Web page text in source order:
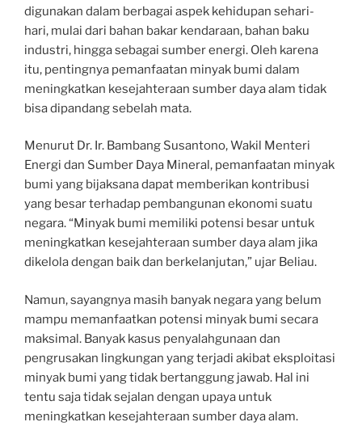
digunakan dalam berbagai aspek kehidupan sehari-
hari, mulai dari bahan bakar kendaraan, bahan baku
industri, hingga sebagai sumber energi. Oleh karena
itu, pentingnya pemanfaatan minyak bumi dalam
meningkatkan kesejahteraan sumber daya alam tidak
bisa dipandang sebelah mata.
Menurut Dr. Ir. Bambang Susantono, Wakil Menteri
Energi dan Sumber Daya Mineral, pemanfaatan minyak
bumi yang bijaksana dapat memberikan kontribusi
yang besar terhadap pembangunan ekonomi suatu
negara. “Minyak bumi memiliki potensi besar untuk
meningkatkan kesejahteraan sumber daya alam jika
dikelola dengan baik dan berkelanjutan,” ujar Beliau.
Namun, sayangnya masih banyak negara yang belum
mampu memanfaatkan potensi minyak bumi secara
maksimal. Banyak kasus penyalahgunaan dan
pengrusakan lingkungan yang terjadi akibat eksploitasi
minyak bumi yang tidak bertanggung jawab. Hal ini
tentu saja tidak sejalan dengan upaya untuk
meningkatkan kesejahteraan sumber daya alam.